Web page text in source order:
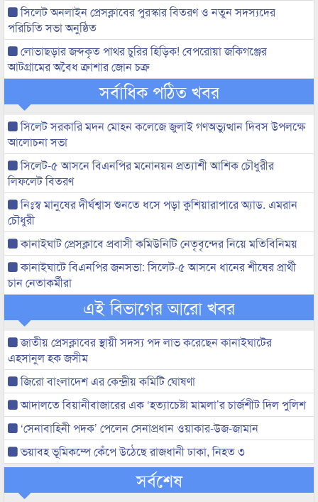
সিলেট অনলাইন প্রেসক্লাবের পুরস্কার বিতরণ ও নতুন সদস্যদের
পরিচিতি সভা অনুষ্ঠিত
লোভাছড়ার জব্দকৃত পাথর চুরির হিড়িক! বেপরোয়া জকিগঞ্জের
আটগ্রামের অবৈধ ক্রাশার জোন চক্র
সর্বাধিক পঠিত খবর
সিলেট সরকারি মদন মোহন কলেজে জুলাই গণঅভ্যুত্থান দিবস উপলক্ষে
আলোচনা সভা
সিলেট-৫ আসনে বিএনপির মনোনয়ন প্রত্যাশী আশিক চৌধুরীর
লিফলেট বিতরণ
নিঃস্ব মানুষের দীর্ঘশ্বাস শুনতে ধসে পড়া কুশিয়ারাপারে অ্যাড. এমরান
চৌধুরী
কানাইঘাট প্রেসক্লাবে প্রবাসী কমিউনিটি নেতৃবৃন্দের নিয়ে মতিবিনিময়
কানাইঘাটে বিএনপির জনসভা: সিলেট-৫ আসনে ধানের শীষের প্রার্থী
চান নেতাকর্মীরা
এই বিভাগের আরো খবর
জাতীয় প্রেসক্লাবের স্থায়ী সদস্য পদ লাভ করেছেন কানাইঘাটের
এহসানুল হক জসীম
জিরো বাংলাদেশ এর কেন্দ্রীয় কমিটি ঘোষণা
আদালতে বিয়ানীবাজারের এক ‘হত্যাচেষ্টা মামলা’র চার্জশীট দিল পুলিশ
‘সেনাবাহিনী পদক’ পেলেন সেনাপ্রধান ওয়াকার-উজ-জামান
ভয়াবহ ভূমিকম্পে কেঁপে উঠেছে রাজধানী ঢাকা, নিহত ৩
সর্বশেষ